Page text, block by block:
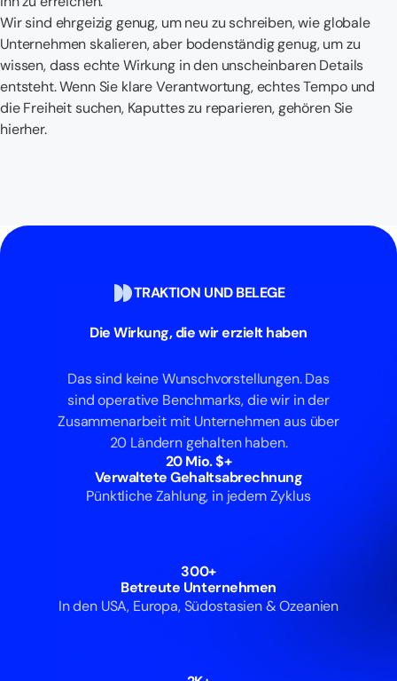
Wir sind ehrgeizig genug, um neu zu schreiben, wie globale
Unternehmen skalieren, aber bodenständig genug, um zu
wissen, dass echte Wirkung in den unscheinbaren Details
entsteht. Wenn Sie klare Verantwortung, echtes Tempo und
die Freiheit suchen, Kaputtes zu reparieren, gehören Sie
hierher.
TRAKTION UND BELEGE
Die Wirkung, die wir erzielt haben
Das sind keine Wunschvorstellungen. Das
sind operative Benchmarks, die wir in der
Zusammenarbeit mit Unternehmen aus über
20 Ländern gehalten haben.
20Mio.$+
Verwaltete Gehaltsabrechnung
Pünktliche Zahlung, in jedem Zyklus
300+
Betreute Unternehmen
In den USA, Europa, Südostasien & Ozeanien